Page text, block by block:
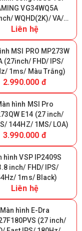
hình cong ASUS TUF
VG34WQ5A
WQHD(2K)/ VA/
MSI PRO MP273W
(27inch/ FHD/ IPS/
1ms/ Màu Trắng)
hình MSI Pro
E14 (27 inch/
144HZ/ 1MS/ LOA)
hình VSP IP2409S
inch/ FHD/ IPS/
1ms/ Black)
Màn hình E-Dra